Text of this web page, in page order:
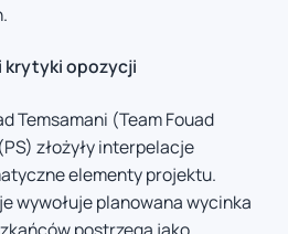
krytyki opozycji
Temsamani (Team Fouad
złożyły interpelacje
elementy projektu.
wywołuje planowana wycinka